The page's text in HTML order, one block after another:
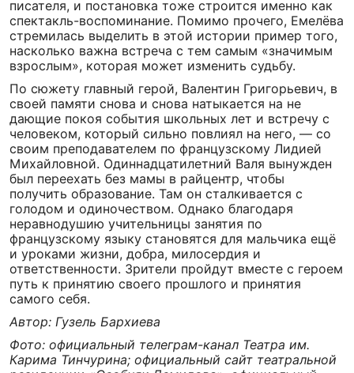
писателя, и постановка тоже строится именно как
спектакль-воспоминание. Помимо прочего, Емелёва
стремилась выделить в этой истории пример того,
насколько важна встреча с тем самым «значимым
взрослым», которая может изменить судьбу.
По сюжету главный герой, Валентин Григорьевич, в
своей памяти снова и снова натыкается на не
дающие покоя события школьных лет и встречу с
человеком, который сильно повлиял на него, — со
своим преподавателем по французскому Лидией
Михайловной. Одиннадцатилетний Валя вынужден
был переехать без мамы в райцентр, чтобы
получить образование. Там он сталкивается с
голодом и одиночеством. Однако благодаря
неравнодушию учительницы занятия по
французскому языку становятся для мальчика ещё
и уроками жизни, добра, милосердия и
ответственности. Зрители пройдут вместе с героем
путь к принятию своего прошлого и принятия
самого себя.
Автор: Гузель Бархиева
Фото: официальный телеграм-канал Театра им.
Карима Тинчурина; официальный сайт театральной